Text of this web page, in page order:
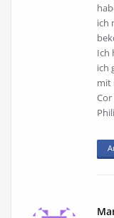
ich
Ich
ich
mit